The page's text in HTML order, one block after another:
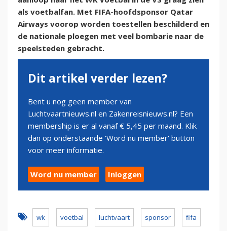
als voetbalfan. Met FIFA-hoofdsponsor Qatar
Airways voorop worden toestellen beschilderd en
de nationale ploegen met veel bombarie naar de
speelsteden gebracht.
Dit artikel verder lezen?
Bent u nog geen member van
Luchtvaartnieuws.nl en Zakenreisnieuws.nl? Een
membership is er al vanaf € 5,45 per maand. Klik
dan op onderstaande 'Word nu member' button
voor meer informatie.
Word nu member Inloggen
wk voetbal luchtvaart sponsor fifa